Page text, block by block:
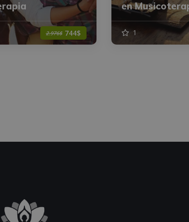
2.976$ 744$
en
1